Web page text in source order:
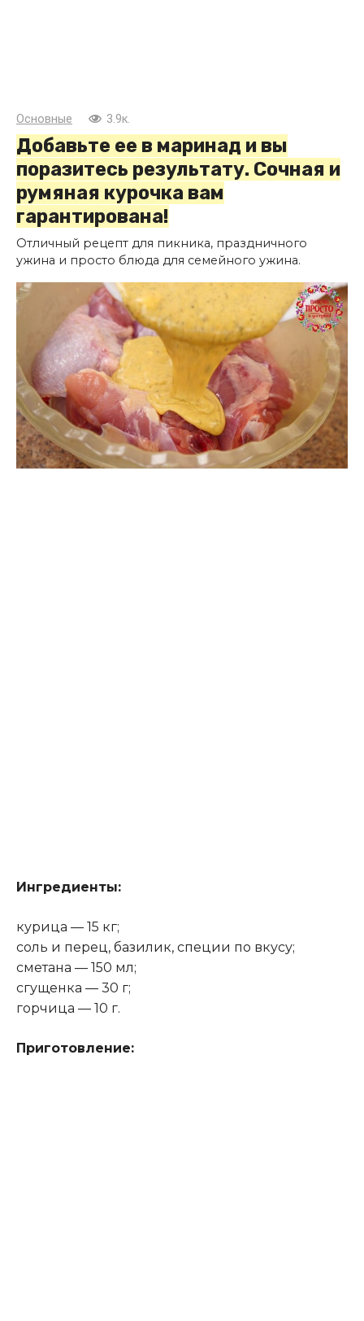
Основные 3.9к.
Добавьте ее в маринад и вы
поразитесь результату. Сочная и
румяная курочка вам
гарантирована!
Отличный рецепт для пикника, праздничного
ужина и просто блюда для семейного ужина.
Ингредиенты:
курица — 15 кг;
соль и перец, базилик, специи по вкусу;
сметана — 150 мл;
сгущенка — 30 г;
горчица — 10 г.
Приготовление: